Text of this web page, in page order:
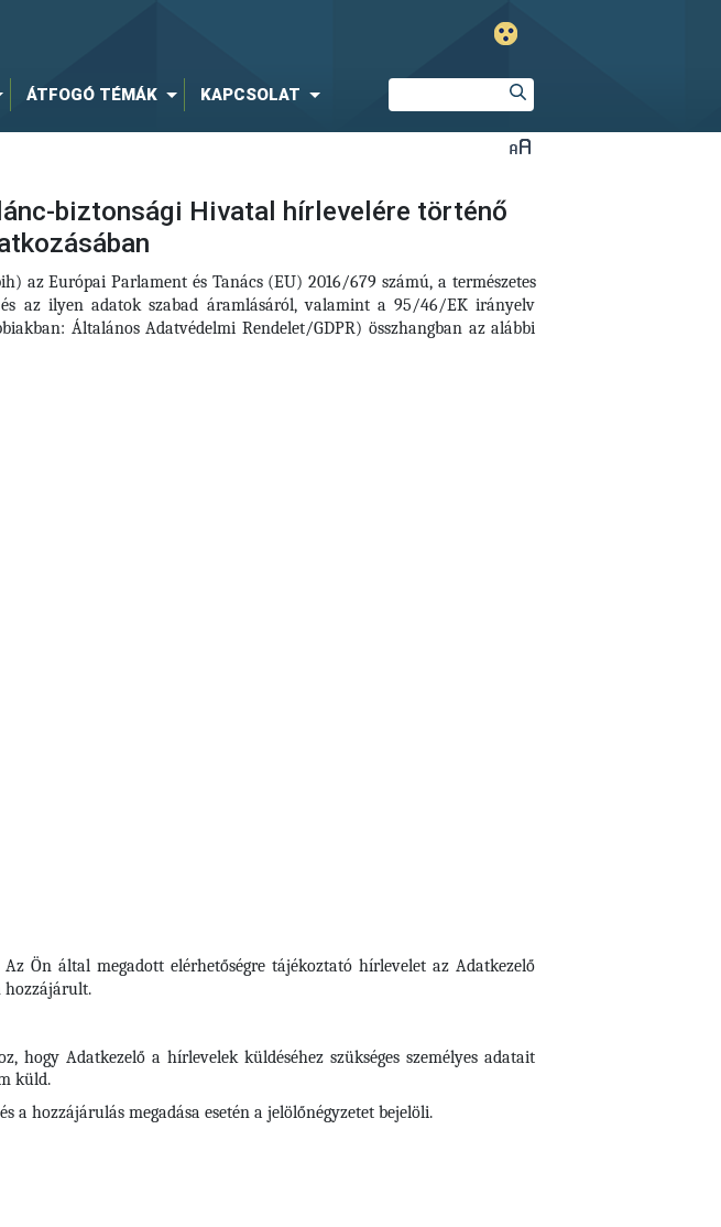
ÁTFOGÓ TÉMÁK KAPCSOLAT
biztonsági Hivatal hírlevelére történő
az Európai Parlament és Tanács (EU) 2016/679 számú, a természetes
és az ilyen adatok szabad áramlásáról, valamint a 95/46/EK irányelv
Általános Adatvédelmi Rendelet/GDPR) összhangban az alábbi
Ön által megadott elérhetőségre tájékoztató hírlevelet az Adatkezelő
hozzájárult.
Adatkezelő a hírlevelek küldéséhez szükséges személyes adatait
küld.
hozzájárulás megadása esetén a jelölőnégyzetet bejelöli.